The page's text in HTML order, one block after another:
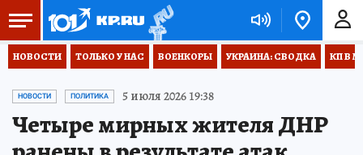
НОВОСТИ ТОЛЬКО У НАС ВОЕНКОРЫ УКРАИНА: СВОДКА КП В
НОВОСТИ ПОЛИТИКА 5 июля 2026 19:38
Четыре мирных жителя ДНР